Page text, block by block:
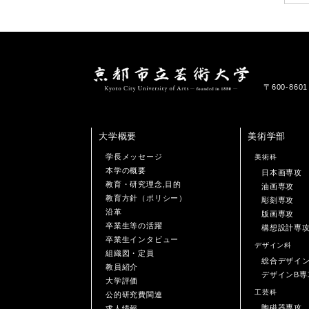
〒600-
大学概要
学長メッセージ
本学の概要
教育・研究理念,目的
教育方針（ポリシー）
沿革
卒業生等の活躍
卒業生インタビュー
組織図・定員
教員紹介
大学評価
公的研究費関連
美術学部
美術科
日本画専攻
油画専攻
彫刻専攻
版画専攻
構想設計専
デザイン科
総合デザイ
デザインB専
工芸科